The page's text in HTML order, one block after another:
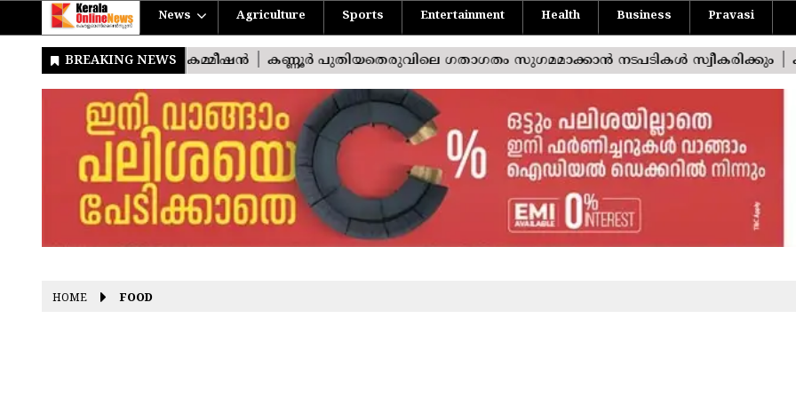
News Agriculture Sports Entertainment Health Business Pravasi
HOME FOOD